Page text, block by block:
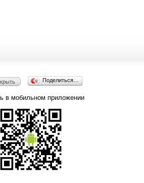
Поделиться…
в мобильном приложении